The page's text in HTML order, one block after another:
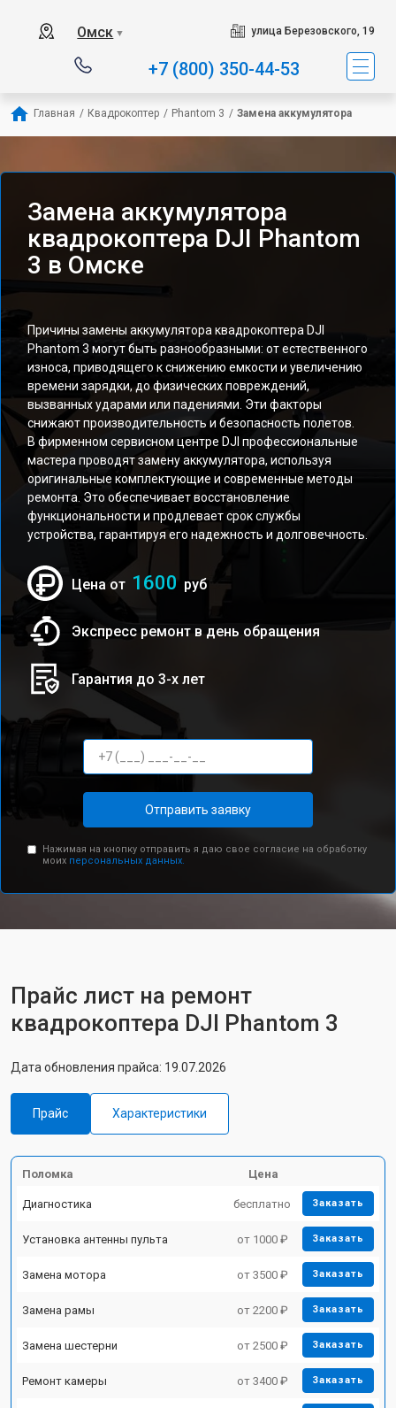
Омск ▼ улица Березовского, 19
+7 (800) 350-44-53
Главная / Квадрокоптер / Phantom 3 / Замена аккумулятора
Замена аккумулятора
квадрокоптера DJI Phantom
3 в Омске
Причины замены аккумулятора квадрокоптера DJI
Phantom 3 могут быть разнообразными: от естественного
износа, приводящего к снижению емкости и увеличению
времени зарядки, до физических повреждений,
вызванных ударами или падениями. Эти факторы
снижают производительность и безопасность полетов.
В фирменном сервисном центре DJI профессиональные
мастера проводят замену аккумулятора, используя
оригинальные комплектующие и современные методы
ремонта. Это обеспечивает восстановление
функциональности и продлевает срок службы
устройства, гарантируя его надежность и долговечность.
Цена от 1600 руб
Экспресс ремонт в день обращения
Гарантия до 3-х лет
Отправить заявку
Нажимая на кнопку отправить я даю свое согласие на обработку
моих персональных данных.
Прайс лист на ремонт
квадрокоптера DJI Phantom 3
Дата обновления прайса: 19.07.2026
Прайс Характеристики
Поломка Цена
Диагностика бесплатно Заказать
Установка антенны пульта от 1000 ₽ Заказать
Замена мотора от 3500 ₽ Заказать
Замена рамы от 2200 ₽ Заказать
Замена шестерни от 2500 ₽ Заказать
Ремонт камеры от 3400 ₽ Заказать